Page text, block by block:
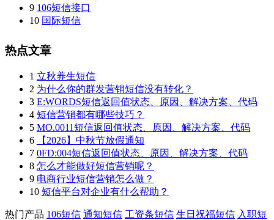
9 106短信接口
10 国际短信
热点文章
1 立秋养生短信
2 为什么你的群发营销短信没有转化？
3 E:WORDS短信返回值状态、原因、解决方案、代码
4 短信营销都有哪些技巧？
5 MO.0011短信返回值状态、原因、解决方案、代码
6
【2026】中秋节放假通知
7 0FD:004短信返回值状态、原因、解决方案、代码
8 怎么才能做好短信营销呢？
9 电商行业短信营销怎么做？
10 短信平台对企业有什么帮助？
热门产品 106短信 通知短信 工资条短信 生日祝福短信 入职短